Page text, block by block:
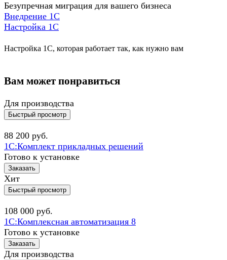
Безупречная миграция для вашего бизнеса
Внедрение 1С
Настройка 1C
Настройка 1С, которая работает так, как нужно вам
Вам может понравиться
Для производства
Быстрый просмотр
88 200 руб.
1С:Комплект прикладных решений
Готово к установке
Заказать
Хит
Быстрый просмотр
108 000 руб.
1С:Комплексная автоматизация 8
Готово к установке
Заказать
Для производства